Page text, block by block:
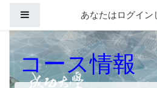
サイドパネルあなたはログイ
コース情報